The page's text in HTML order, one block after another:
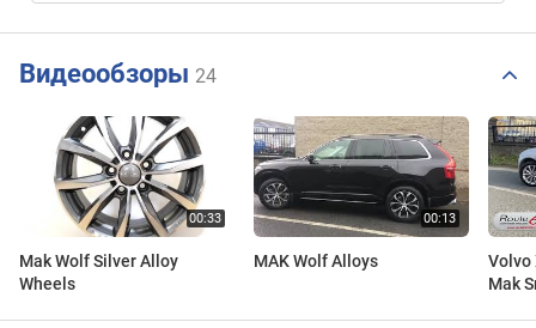
Видеообзоры 24
Mak Wolf Silver Alloy
Wheels
MAK Wolf Alloys
Volvo
Mak